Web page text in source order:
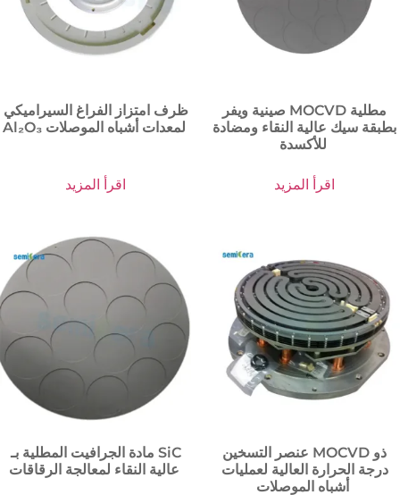
ظرف امتزاز الفراغ السيراميكي
اقرأ المزيد
صينية ويفر MOCVD مطلية
بطبقة سيك عالية النقاء ومضادة
اقرأ المزيد
مادة الجرافيت المطلية بـ SiC
عنصر التسخين MOCVD ذو
درجة الحرارة العالية لعمليات